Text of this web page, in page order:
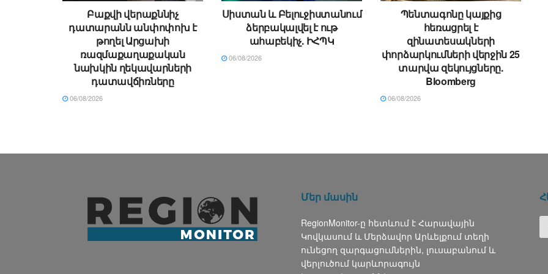
Բաքվի վերաքննիչ
դատարանն անփոփոխ է
թողել Արցախի
ռազմաքաղաքական
նախկին ղեկավարների
դատավճիռները
06/08/2026
Սիստան և Բելուջիստանում
ձերբակալվել է ութ
ահաբեկիչ. ԻՀՊԿ
06/08/2026
Պենտագոնը կայքից
հեռացրել է
զինատեսակների
փորձարկումների վերջին 25
տարվա զեկույցները.
Bloomberg
06/08/2026
Մեր մասին
RegionMonitor-ը հետևում է Հարավային
Կովկասում և Մերձավոր Արևելքում տեղի
ունեցող զարգացումներին, լուսաբանում և
վերլուծում կարևորագույն